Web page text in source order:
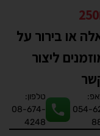
או בירור על
ליצור
054-
טלפון:
08-674-
4248